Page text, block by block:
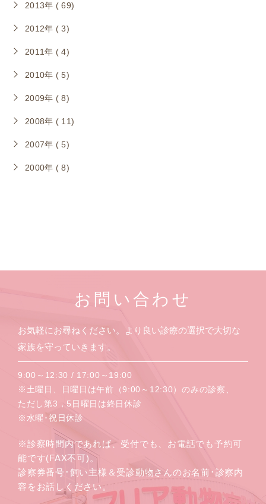
2013年 ( 69)
2012年 ( 3)
2011年 ( 4)
2010年 ( 5)
2009年 ( 8)
2008年 ( 11)
2007年 ( 5)
2000年 ( 8)
お問い合わせ
お気軽にお尋ねください。より良い診療の選択で大切な
家族を守っていきます。
9:00～12:30 / 17:00～19:00
※土曜日、日曜日は午前（9:00～12:30）のみの診察、
ただし第3，5日曜日は終日休診
※水曜･祝日休診
※診察時間内であれば、受付でも、お電話でも予約可
能です(FAX不可)。
診察券番号･飼い主様＆受診動物さんのお名前･診察内
容をお話しください。